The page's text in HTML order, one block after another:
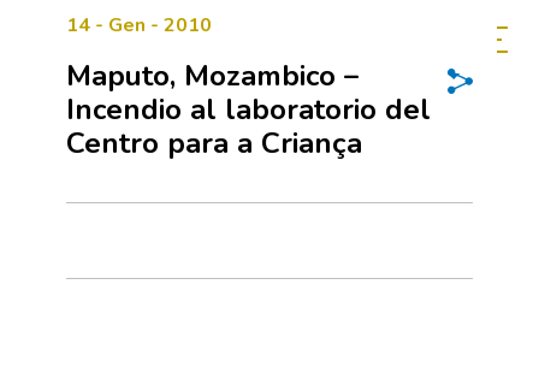
14 - Gen - 2010
Maputo, Mozambico –
Incendio al laboratorio del
Centro para a Criança